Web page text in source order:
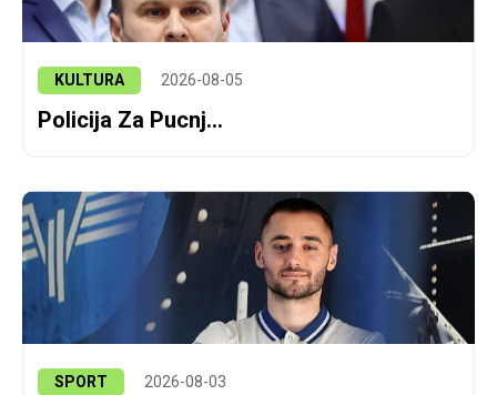
KULTURA 2026-08-05
Policija Za Pucnj...
SPORT 2026-08-03